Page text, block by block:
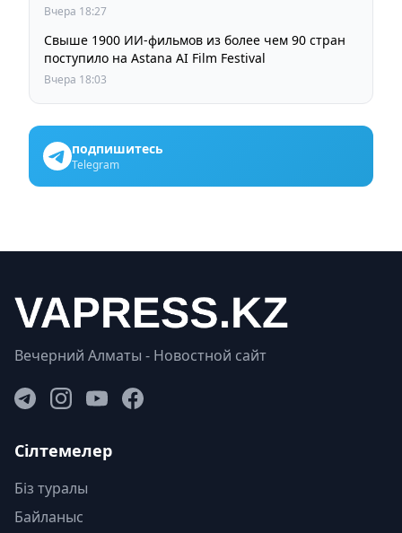
Вчера 18:27
Свыше 1900 ИИ-фильмов из более чем 90 стран
поступило на Astana AI Film Festival
Вчера 18:03
подпишитесь
Telegram
Вечерний Алматы - Новостной сайт
Сілтемелер
Біз туралы
Байланыс